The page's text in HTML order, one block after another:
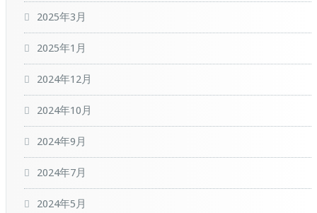
2025年3月
2025年1月
2024年12月
2024年10月
2024年9月
2024年7月
2024年5月